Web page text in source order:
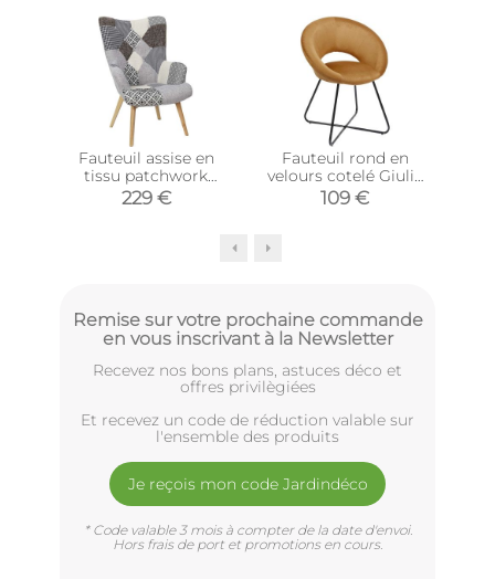
Fauteuil assise en
tissu patchwork
Helsinki
229 €
Fauteuil rond en
velours cotelé Giulia
(Jaune)
109 €
Remise sur votre prochaine commande
en vous inscrivant à la Newsletter
Recevez nos bons plans, astuces déco et
offres privilègiées
Et recevez un code de réduction valable sur
l'ensemble des produits
Je reçois mon code Jardindéco
* Code valable 3 mois à compter de la date d'envoi.
Hors frais de port et promotions en cours.